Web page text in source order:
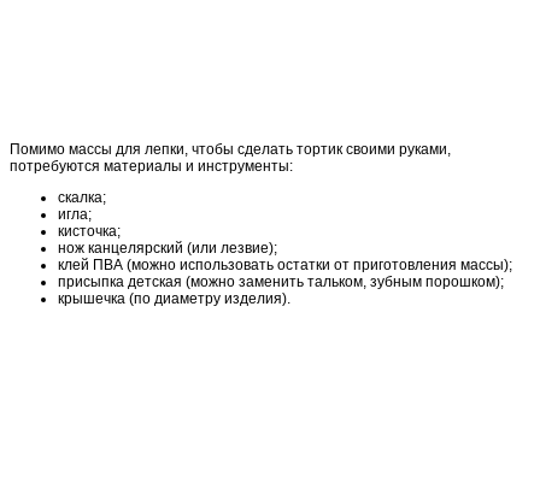
Помимо массы для лепки, чтобы сделать тортик своими руками,
потребуются материалы и инструменты:
скалка;
игла;
кисточка;
нож канцелярский (или лезвие);
клей ПВА (можно использовать остатки от приготовления массы);
присыпка детская (можно заменить тальком, зубным порошком);
крышечка (по диаметру изделия).